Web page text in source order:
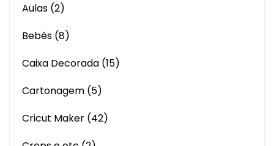
Aulas (2)
Bebês (8)
Caixa Decorada (15)
Cartonagem (5)
Cricut Maker (42)